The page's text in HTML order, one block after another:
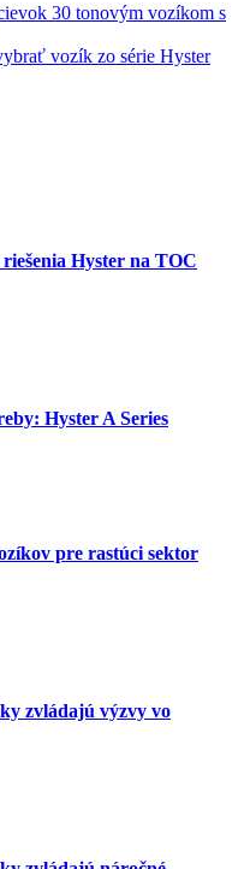
30 tonovým vozíkom s
vozík zo série Hyster
Hyster na TOC
Hyster A Series
pre rastúci sektor
zvládajú výzvy vo